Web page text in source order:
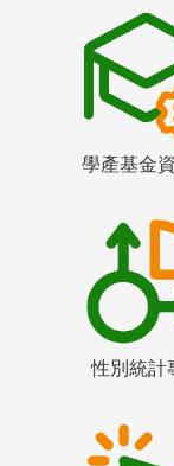
學產基金
性別統計